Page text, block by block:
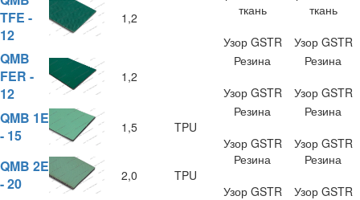
TFE -
12
1,2
ткань
Узор GSTR
ткань
Узор GSTR
QMB
FER -
12
1,2
Резина
Узор GSTR
Резина
Узор GSTR
QMB 1E
- 15
1,5 TPU
Резина
Узор GSTR
Резина
Узор GSTR
QMB 2E
- 20
2,0 TPU
Резина
Узор GSTR
Резина
Узор GSTR